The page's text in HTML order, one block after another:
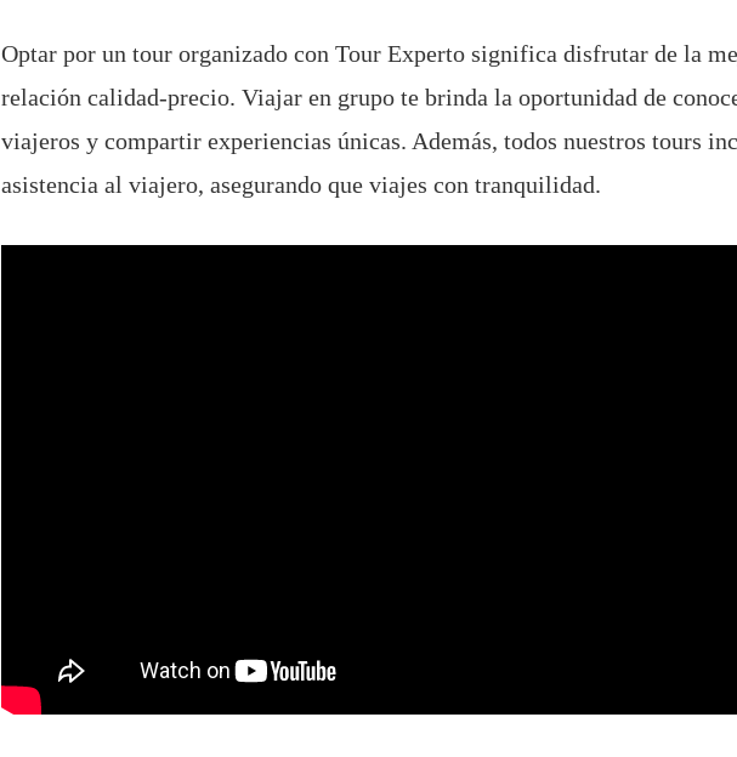
Optar por un tour organizado con Tour Experto significa disfrutar de la
relación calidad-precio. Viajar en grupo te brinda la oportunidad de
viajeros y compartir experiencias únicas. Además, todos nuestros tours
asistencia al viajero, asegurando que viajes con tranquilidad.